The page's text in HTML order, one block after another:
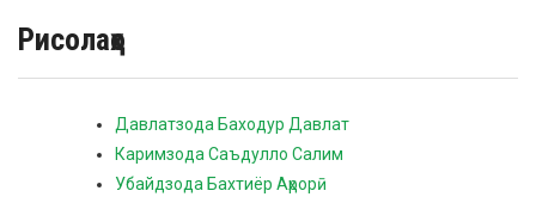
Рисолаҳо
Давлатзода Баходур Давлат
Каримзода Саъдулло Салим
Убайдзода Бахтиёр Аҳрорӣ